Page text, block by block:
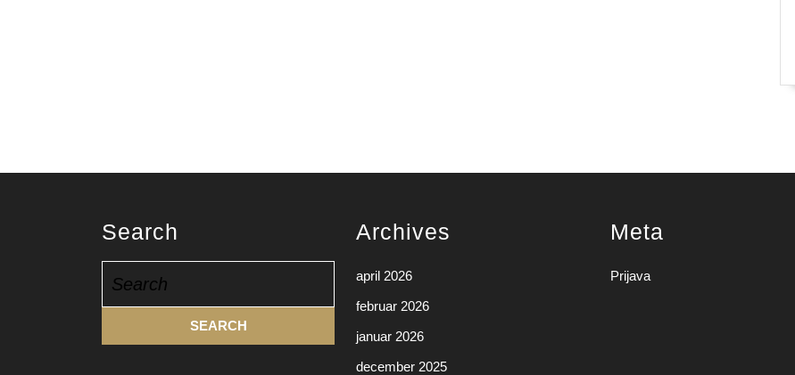
Search
for:
Archives
april 2026
februar 2026
januar 2026
december 2025
Meta
Prijava